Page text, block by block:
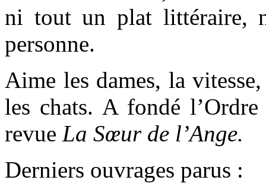
ni tout un plat littéraire,
personne.
Aime les dames, la
les chats. A fondé
revue La Sœur de l’Ange.
Derniers ouvrages parus :